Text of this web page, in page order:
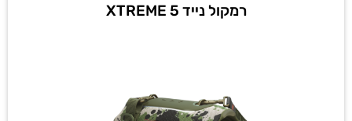
רמקול נייד XTREME 5